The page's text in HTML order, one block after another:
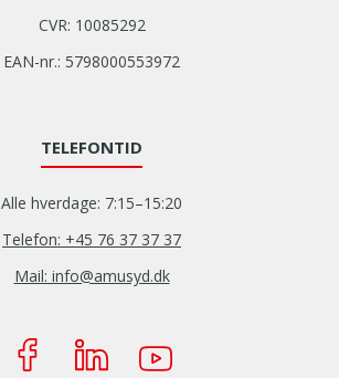
CVR: 10085292
EAN-nr.: 5798000553972
TELEFONTID
Alle hverdage: 7:15–15:20
Telefon: +45 76 37 37 37
Mail: info@amusyd.dk